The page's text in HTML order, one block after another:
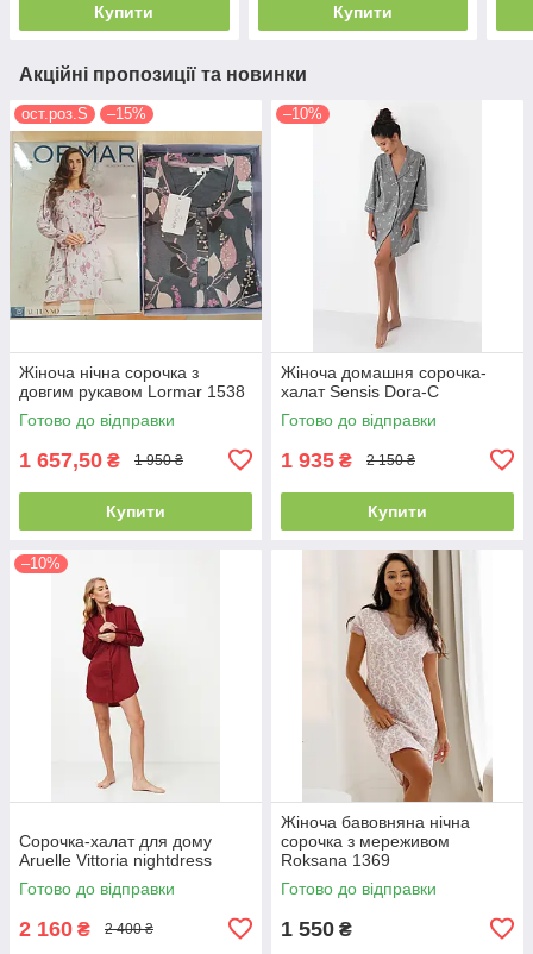
Купити Купити
Акційні пропозиції та новинки
ост.роз.S –15%
Жіноча нічна сорочка з
довгим рукавом Lormar 1538
Готово до відправки
1 657,50 ₴ 1 950 ₴
Купити
–10%
Жіноча домашня сорочка-
халат Sensis Dora-C
Готово до відправки
1 935 ₴ 2 150 ₴
Купити
–10%
Сорочка-халат для дому
Aruelle Vittoria nightdress
Готово до відправки
2 160 ₴ 2 400 ₴
Жіноча бавовняна нічна
сорочка з мереживом
Roksana 1369
Готово до відправки
1 550 ₴